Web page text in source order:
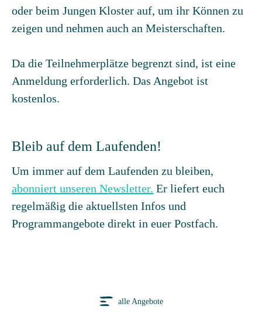
oder beim Jungen Kloster auf, um ihr Können zu
zeigen und nehmen auch an Meisterschaften.
Da die Teilnehmerplätze begrenzt sind, ist eine
Anmeldung erforderlich. Das Angebot ist
kostenlos.
Bleib auf dem Laufenden!
Um immer auf dem Laufenden zu bleiben,
abonniert unseren Newsletter. Er liefert euch
regelmäßig die aktuellsten Infos und
Programmangebote direkt in euer Postfach.
alle Angebote